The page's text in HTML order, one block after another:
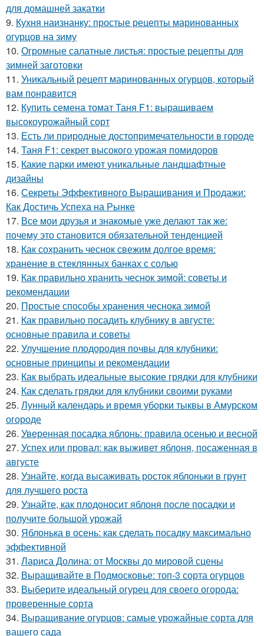
для домашней закатки
9. Кухня наизнанку: простые рецепты маринованных
огурцов на зиму
10. Огромные салатные листья: простые рецепты для
зимней заготовки
11. Уникальный рецепт маринованных огурцов, который
вам понравится
12. Купить семена томат Таня F1: выращиваем
высокоурожайный сорт
13. Есть ли природные достопримечательности в городе
14. Таня F1: секрет высокого урожая помидоров
15. Какие парки имеют уникальные ландшафтные
дизайны
16. Секреты Эффективного Выращивания и Продажи:
Как Достичь Успеха на Рынке
17. Все мои друзья и знакомые уже делают так же:
почему это становится обязательной тенденцией
18. Как сохранить чеснок свежим долгое время:
хранение в стеклянных банках с солью
19. Как правильно хранить чеснок зимой: советы и
рекомендации
20. Простые способы хранения чеснока зимой
21. Как правильно посадить клубнику в августе:
основные правила и советы
22. Улучшение плодородия почвы для клубники:
основные принципы и рекомендации
23. Как выбрать идеальные высокие грядки для клубники
24. Как сделать грядки для клубники своими руками
25. Лунный календарь и время уборки тыквы в Амурском
огороде
26. Уверенная посадка яблонь: правила осенью и весной
27. Успех или провал: как выживет яблоня, посаженная в
августе
28. Узнайте, когда высаживать росток яблоньки в грунт
для лучшего роста
29. Узнайте, как плодоносит яблоня после посадки и
получите большой урожай
30. Яблонька в осень: как сделать посадку максимально
эффективной
31. Лариса Долина: от Москвы до мировой сцены
32. Выращивайте в Подмосковье: топ-3 сорта огурцов
33. Выберите идеальный огурец для своего огорода:
проверенные сорта
34. Выращивание огурцов: самые урожайные сорта для
вашего сада